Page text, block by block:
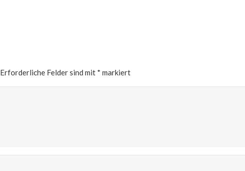
Erforderliche Felder sind mit * markiert